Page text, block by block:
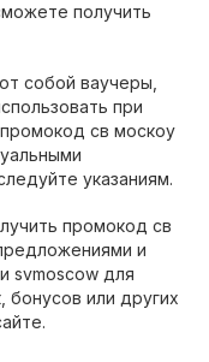
получить
собой ваучеры,
при
св москоу
указаниям.
промокод св
и
svmoscow для
бонусов или других